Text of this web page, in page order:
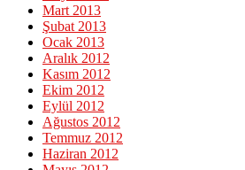
Mart 2013
Şubat 2013
Ocak 2013
Aralık 2012
Kasım 2012
Ekim 2012
Eylül 2012
Ağustos 2012
Temmuz 2012
Haziran 2012